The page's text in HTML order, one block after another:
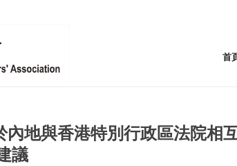
首
地與香港特別行政區法院相
議